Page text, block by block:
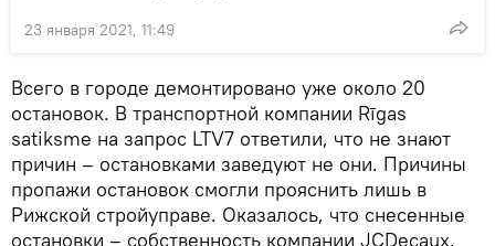
23 января 2021, 11:49
Всего в городе демонтировано уже около 20
остановок. В транспортной компании Rīgas
satiksme на запрос LTV7 ответили, что не знают
причин – остановками заведуют не они. Причины
пропажи остановок смогли прояснить лишь в
Рижской стройуправе. Оказалось, что снесенные
остановки – собственность компании JCDecaux.